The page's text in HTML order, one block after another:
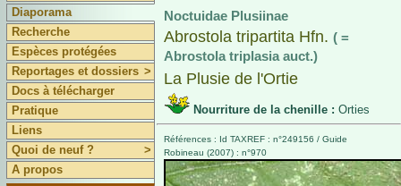
Diaporama
Recherche
Espèces protégées
Reportages et dossiers >
Docs à télécharger
Pratique
Liens
Quoi de neuf ?
>
A propos
Noctuidae Plusiinae
Abrostola tripartita Hfn. ( =
Abrostola triplasia auct.)
La Plusie de l'Ortie
Nourriture de la chenille : Orties
Références : Id TAXREF : n°249156 / Guide
Robineau (2007) : n°970